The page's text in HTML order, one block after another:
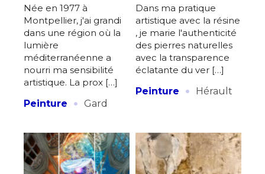
* Champ obligatoire
Statut / Organisation
J'accepte lestermes et conditions
Née en 1977 à
Montpellier, j'ai grandi
dans une région où la
lumière
méditerranéenne a
nourri ma sensibilité
artistique. La prox […]
Peinture
· Gard
Dans ma pratique
artistique avec la résine
, je marie l'authenticité
des pierres naturelles
avec la transparence
éclatante du ver […]
Peinture
· Hérault